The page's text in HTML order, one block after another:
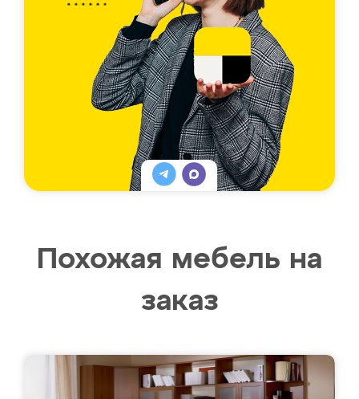
Похожая мебель на
заказ